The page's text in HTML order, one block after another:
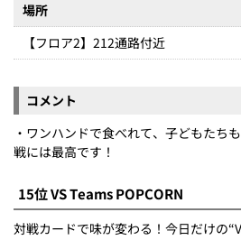
場所
【フロア2】212通路付近
コメント
・ワンハンドで食べれて、子どもたち
戦には最高です！
15位 VS Teams POPCORN
対戦カードで味が変わる！今日だけの